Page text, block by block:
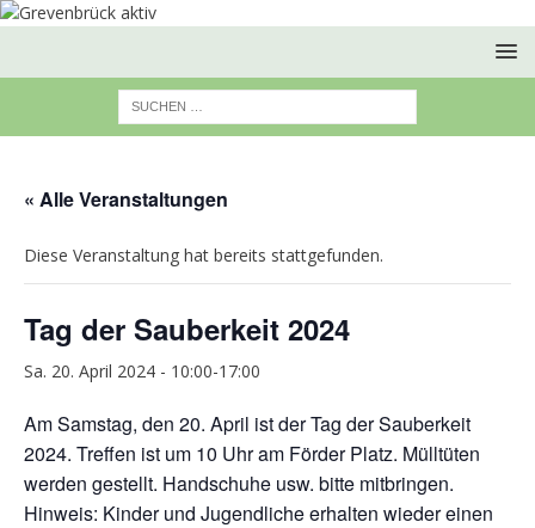
« Alle Veranstaltungen
Diese Veranstaltung hat bereits stattgefunden.
Tag der Sauberkeit 2024
Sa. 20. April 2024 - 10:00-17:00
Am Samstag, den 20. April ist der Tag der Sauberkeit
2024. Treffen ist um 10 Uhr am Förder Platz. Mülltüten
werden gestellt. Handschuhe usw. bitte mitbringen.
Hinweis: Kinder und Jugendliche erhalten wieder einen